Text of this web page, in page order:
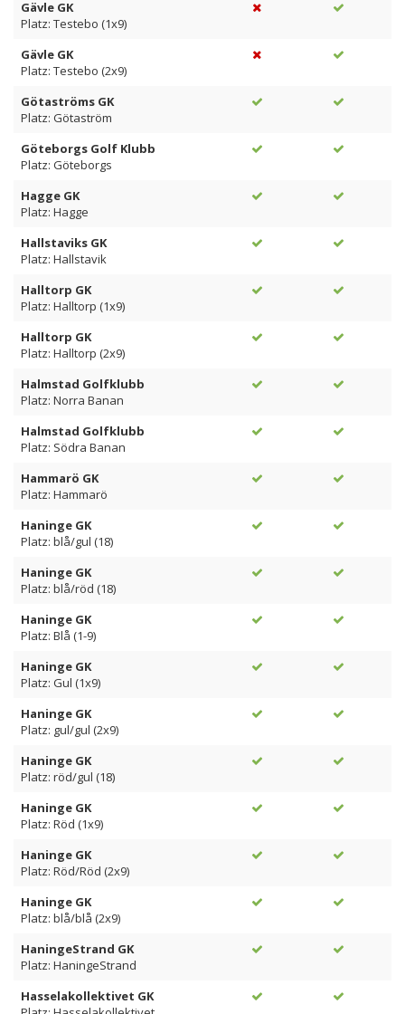
Gävle GK
Platz: Testebo (1x9)
Gävle GK
Platz: Testebo (2x9)
Götaströms GK
Platz: Götaström
Göteborgs Golf Klubb
Platz: Göteborgs
Hagge GK
Platz: Hagge
Hallstaviks GK
Platz: Hallstavik
Halltorp GK
Platz: Halltorp (1x9)
Halltorp GK
Platz: Halltorp (2x9)
Halmstad Golfklubb
Platz: Norra Banan
Halmstad Golfklubb
Platz: Södra Banan
Hammarö GK
Platz: Hammarö
Haninge GK
Platz: blå/gul (18)
Haninge GK
Platz: blå/röd (18)
Haninge GK
Platz: Blå (1-9)
Haninge GK
Platz: Gul (1x9)
Haninge GK
Platz: gul/gul (2x9)
Haninge GK
Platz: röd/gul (18)
Haninge GK
Platz: Röd (1x9)
Haninge GK
Platz: Röd/Röd (2x9)
Haninge GK
Platz: blå/blå (2x9)
HaningeStrand GK
Platz: HaningeStrand
Hasselakollektivet GK